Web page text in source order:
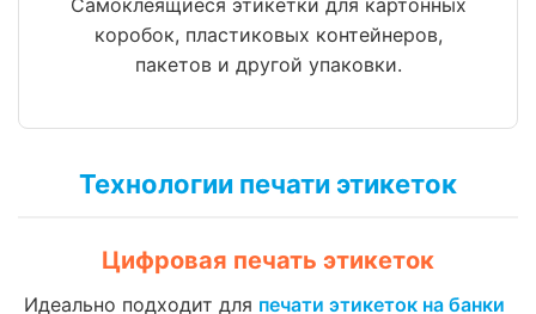
Самоклеящиеся этикетки для картонных
коробок, пластиковых контейнеров,
пакетов и другой упаковки.
Технологии печати этикеток
Цифровая печать этикеток
Идеально подходит для печати этикеток на банки